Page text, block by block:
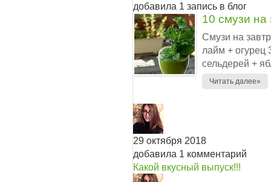
добавила 1 запись в блог
10 смузи на
Смузи на
лайм + огурец
сельдерей +
Читать далее»
29 октября 2018
добавила 1 комментарий
Какой вкусный выпуск!!!